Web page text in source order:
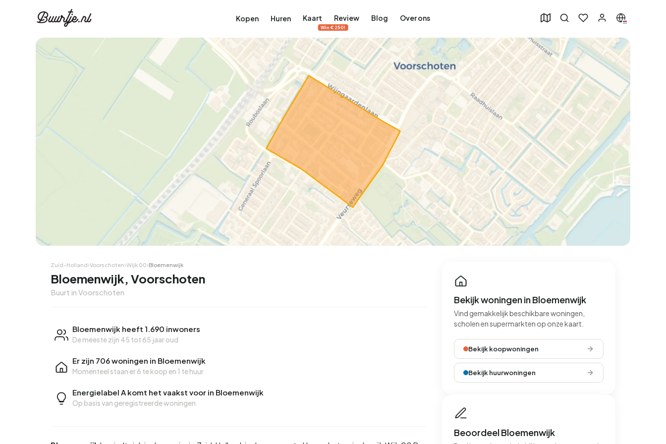
Kopen Huren Kaart Review
Win €250!
Blog Over ons
Zuid-Holland›Voorschoten›Wijk 00›Bloemenwijk
Bloemenwijk, Voorschoten
Buurt in Voorschoten
Bloemenwijk heeft 1.690 inwoners
De meeste zijn 45 tot 65 jaar oud
Er zijn 706 woningen in Bloemenwijk
Momenteel staan er6 te koop en 1 te huur
Energielabel A komt het vaakst voor in Bloemenwijk
Op basis van geregistreerde woningen
Bekijk woningen in Bloemenwijk
Vind gemakkelijk beschikbare woningen,
scholen en supermarkten op onze kaart.
Bekijk koopwoningen
Bekijk huurwoningen
Beoordeel Bloemenwijk